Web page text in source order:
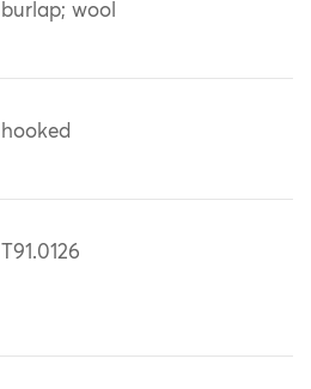
burlap; wool
hooked
T91.0126